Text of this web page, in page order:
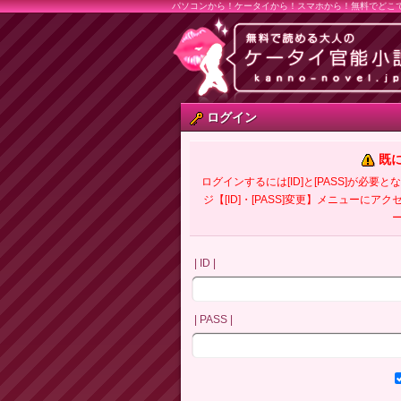
パソコンから！ケータイから！スマホから！無料でどこ
ログイン
既
ログインするには[ID]と[PASS]が必要と
ジ【[ID]・[PASS]変更】メニューにアク
| ID |
| PASS |